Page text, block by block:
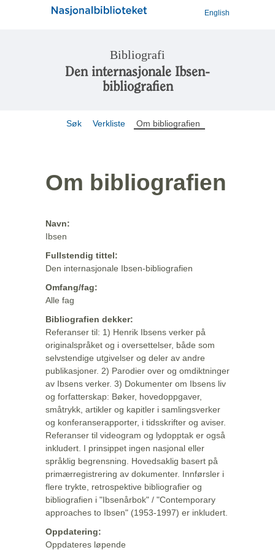
English
Bibliografi
Den internasjonale Ibsen-
bibliografien
Søk Verkliste Om bibliografien
Om bibliografien
Navn:
Ibsen
Fullstendig tittel:
Den internasjonale Ibsen-bibliografien
Omfang/fag:
Alle fag
Bibliografien dekker:
Referanser til: 1) Henrik Ibsens verker på
originalspråket og i oversettelser, både som
selvstendige utgivelser og deler av andre
publikasjoner. 2) Parodier over og omdiktninger
av Ibsens verker. 3) Dokumenter om Ibsens liv
og forfatterskap: Bøker, hovedoppgaver,
småtrykk, artikler og kapitler i samlingsverker
og konferanserapporter, i tidsskrifter og aviser.
Referanser til videogram og lydopptak er også
inkludert. I prinsippet ingen nasjonal eller
språklig begrensning. Hovedsaklig basert på
primærregistrering av dokumenter. Innførsler i
flere trykte, retrospektive bibliografier og
bibliografien i "Ibsenårbok" / "Contemporary
approaches to Ibsen" (1953-1997) er inkludert.
Oppdatering:
Oppdateres løpende